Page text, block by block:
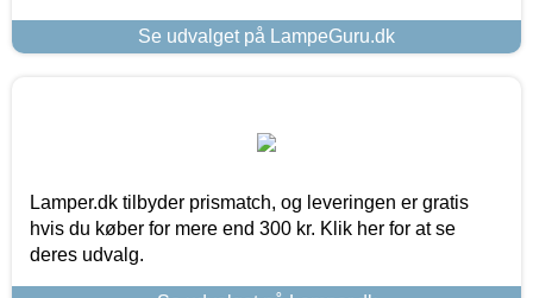
Se udvalget på LampeGuru.dk
Lamper.dk tilbyder prismatch, og leveringen er gratis
hvis du køber for mere end 300 kr. Klik her for at se
deres udvalg.